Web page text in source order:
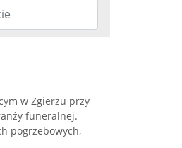
w Zgierzu przy
funeralnej.
pogrzebowych,